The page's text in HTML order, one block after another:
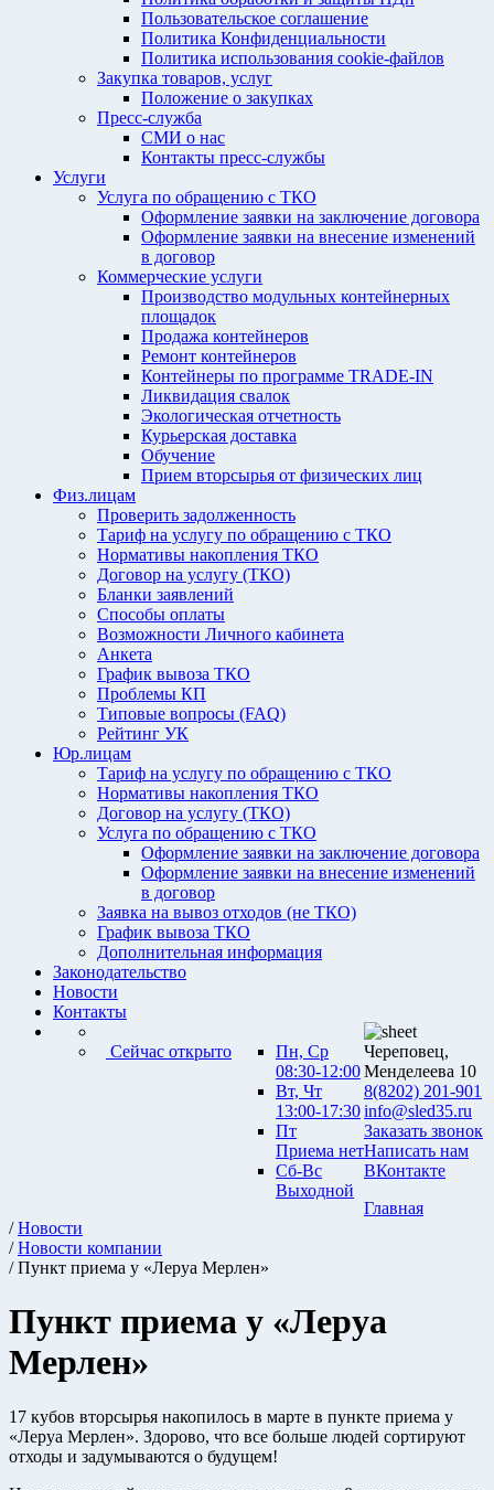
Пользовательское соглашение
Политика Конфиденциальности
Политика использования cookie-файлов
Закупка товаров, услуг
Положение о закупках
Пресс-служба
СМИ о нас
Контакты пресс-службы
Услуги
Услуга по обращению с ТКО
Оформление заявки на заключение договора
Оформление заявки на внесение изменений
в договор
Коммерческие услуги
Производство модульных контейнерных
площадок
Продажа контейнеров
Ремонт контейнеров
Контейнеры по программе TRADE-IN
Ликвидация свалок
Экологическая отчетность
Курьерская доставка
Обучение
Прием вторсырья от физических лиц
Физ.лицам
Проверить задолженность
Тариф на услугу по обращению с ТКО
Нормативы накопления ТКО
Договор на услугу (ТКО)
Бланки заявлений
Способы оплаты
Возможности Личного кабинета
Анкета
График вывоза ТКО
Проблемы КП
Типовые вопросы (FAQ)
Рейтинг УК
Юр.лицам
Тариф на услугу по обращению с ТКО
Нормативы накопления ТКО
Договор на услугу (ТКО)
Услуга по обращению с ТКО
Оформление заявки на заключение договора
Оформление заявки на внесение изменений
в договор
Заявка на вывоз отходов (не ТКО)
График вывоза ТКО
Дополнительная информация
Законодательство
Новости
Контакты
Сейчас открыто
Пн, Ср
08:30-12:00
Вт, Чт
13:00-17:30
Пт
Приема нет
Сб-Вс
Выходной
Череповец,
Менделеева 10
8(8202) 201-901
info@sled35.ru
Заказать звонок
Написать нам
ВКонтакте
Главная
/Новости
/Новости компании
/ Пункт приема у «Леруа Мерлен»
Пункт приема у «Леруа
Мерлен»
17 кубов вторсырья накопилось в марте в пункте приема у
«Леруа Мерлен». Здорово, что все больше людей сортируют
отходы и задумываются о будущем!